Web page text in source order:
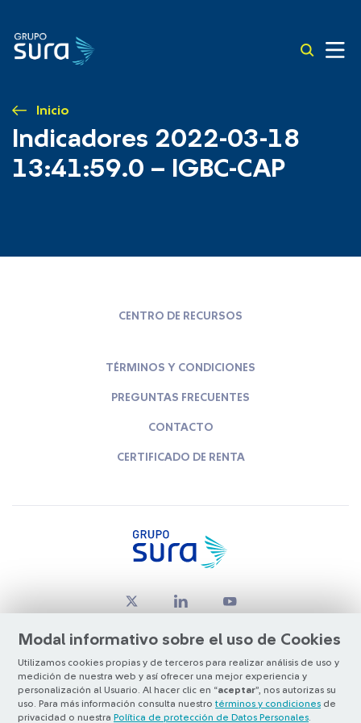
Inicio
Indicadores 2022-03-18
13:41:59.0 – IGBC-CAP
Modal informativo sobre el uso de Cookies
Utilizamos cookies propias y de terceros para realizar análisis de uso y
medición de nuestra web y así ofrecer una mejor experiencia y
personalización al Usuario. Al hacer clic en “aceptar”, nos autorizas su
uso. Para más información consulta nuestro términos y condiciones de
privacidad o nuestra Política de protección de Datos Personales
CENTRO DE RECURSOS
TÉRMINOS Y CONDICIONES
PREGUNTAS FRECUENTES
CONTACTO
CERTIFICADO DE RENTA
© Copyright Grupo SURA 2026